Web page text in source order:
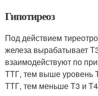
Гипотиреоз
Под действием
железа вырабатывает
взаимодействуют по
ТТГ, тем выше уровень
ТТГ, тем меньше Т3 и